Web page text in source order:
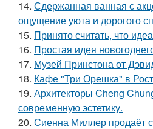
14. Сдержанная ванная с
ощущение уюта и дорогого
15. Принято считать, что
16. Простая идея
17. Музей Принстона от
18. Кафе "Три Орешка" в
19. Архитекторы Cheng
современную эстетику.
20. Сиенна Миллер продаёт